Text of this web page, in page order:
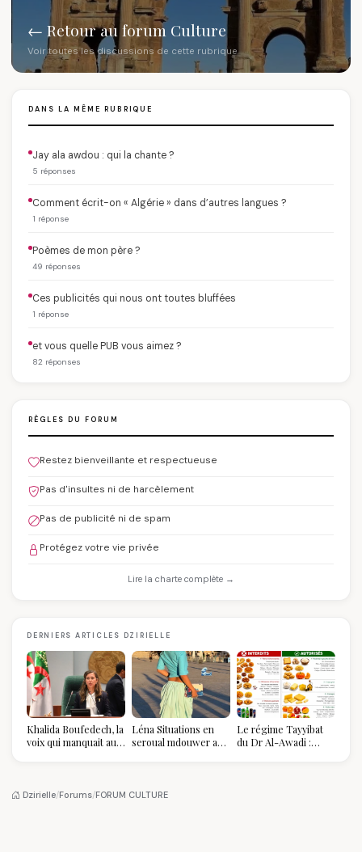
← Retour au forum Culture
Voir toutes les discussions de cette rubrique
DANS LA MÊME RUBRIQUE
Jay ala awdou : qui la chante ?
5 réponses
Comment écrit-on « Algérie » dans d’autres langues ?
1 réponse
Poèmes de mon père ?
49 réponses
Ces publicités qui nous ont toutes bluffées
1 réponse
et vous quelle PUB vous aimez ?
82 réponses
RÈGLES DU FORUM
Restez bienveillante et respectueuse
Pas d'insultes ni de harcèlement
Pas de publicité ni de spam
Protégez votre vie privée
Lire la charte complète →
DERNIERS ARTICLES DZIRIELLE
Khalida Boufedech, la
voix qui manquait au
Léna Situations en
seroual mdouwer au
pièce mode de l'été
Le régime Tayyibat
du Dr Al-Awadi :
Dzirielle/Forums/FORUM CULTURE